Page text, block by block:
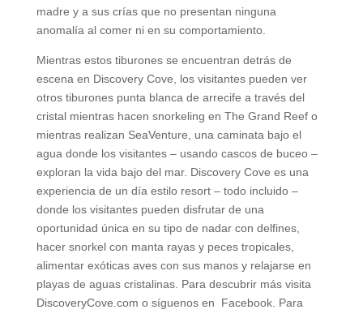
madre y a sus crías que no presentan ninguna
anomalía al comer ni en su comportamiento.
Mientras estos tiburones se encuentran detrás de
escena en Discovery Cove, los visitantes pueden ver
otros tiburones punta blanca de arrecife a través del
cristal mientras hacen snorkeling en The Grand Reef o
mientras realizan SeaVenture, una caminata bajo el
agua donde los visitantes – usando cascos de buceo –
exploran la vida bajo del mar. Discovery Cove es una
experiencia de un día estilo resort – todo incluido –
donde los visitantes pueden disfrutar de una
oportunidad única en su tipo de nadar con delfines,
hacer snorkel con manta rayas y peces tropicales,
alimentar exóticas aves con sus manos y relajarse en
playas de aguas cristalinas. Para descubrir más visita
DiscoveryCove.com o síguenos en Facebook. Para